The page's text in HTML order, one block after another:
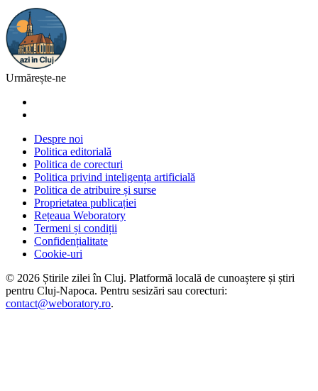
Urmărește-ne
Despre noi
Politica editorială
Politica de corecturi
Politica privind inteligența artificială
Politica de atribuire și surse
Proprietatea publicației
Rețeaua Weboratory
Termeni și condiții
Confidențialitate
Cookie-uri
© 2026 Știrile zilei în Cluj. Platformă locală de cunoaștere și știri
pentru Cluj-Napoca. Pentru sesizări sau corecturi:
contact@weboratory.ro.